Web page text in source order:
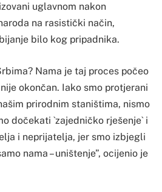
uglavnom nakon
na rasistički način,
bilo kog pripadnika.
Nama je taj proces počeo
okončan. Iako smo protjerani
prirodnim staništima, nismo
dočekati `zajedničko rješenje` i
i neprijatelja, jer smo izbjegli
nama – uništenje”, ocijenio je